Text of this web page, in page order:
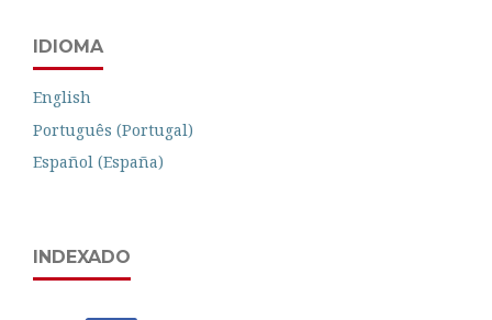
IDIOMA
English
Português (Portugal)
Español (España)
INDEXADO